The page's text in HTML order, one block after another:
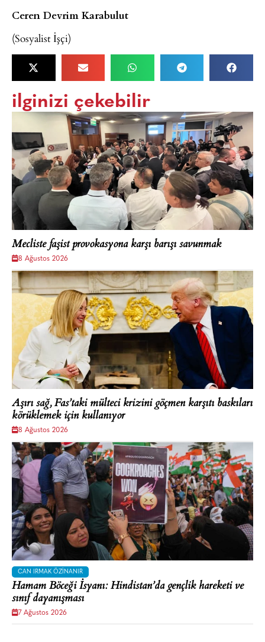
Ceren Devrim Karabulut
(Sosyalist İşçi)
ilginizi çekebilir
Mecliste faşist provokasyona karşı barışı savunmak
8 Ağustos 2026
Aşırı sağ, Fas’taki mülteci krizini göçmen karşıtı baskıları
körüklemek için kullanıyor
8 Ağustos 2026
CAN IRMAK ÖZINANIR
Hamam Böceği İsyanı: Hindistan’da gençlik hareketi ve
sınıf dayanışması
7 Ağustos 2026